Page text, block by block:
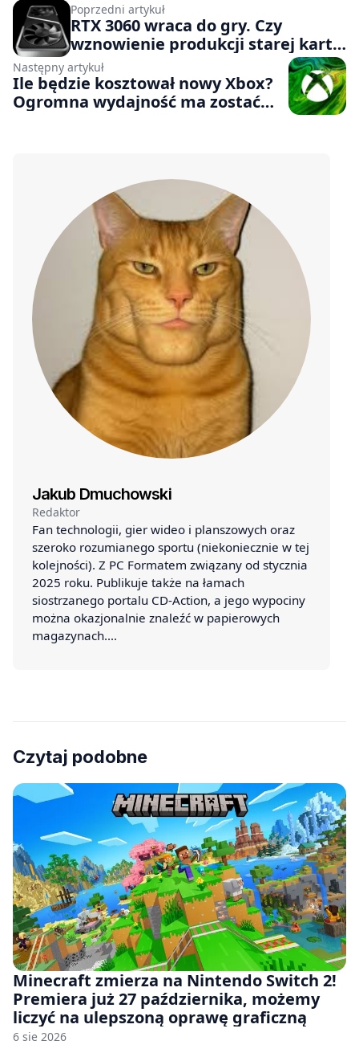
Poprzedni artykuł
RTX 3060 wraca do gry. Czy
wznowienie produkcji starej karty
graficznej rozwiąże problemy z
niedoborami i cenami GPU na
rynku?
Następny artykuł
Ile będzie kosztował nowy Xbox?
Ogromna wydajność ma zostać
Jakub Dmuchowski
Redaktor
Fan technologii, gier wideo i planszowych oraz
szeroko rozumianego sportu (niekoniecznie w tej
kolejności). Z PC Formatem związany od stycznia
2025 roku. Publikuje także na łamach
siostrzanego portalu CD-Action, a jego wypociny
można okazjonalnie znaleźć w papierowych
magazynach.…
Czytaj podobne
Minecraft zmierza na Nintendo Switch 2!
Premiera już 27 października, możemy
liczyć na ulepszoną oprawę graficzną
6 sie 2026